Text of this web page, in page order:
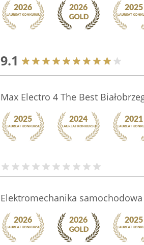
9.1
Max Electro 4 The Best
Elektromechanika samochodowa